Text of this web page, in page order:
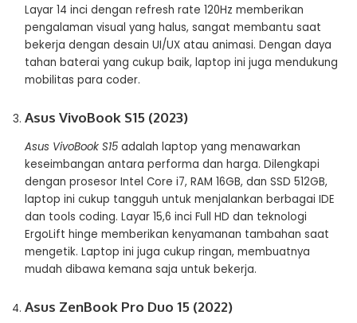
Layar 14 inci dengan refresh rate 120Hz memberikan
pengalaman visual yang halus, sangat membantu saat
bekerja dengan desain UI/UX atau animasi. Dengan daya
tahan baterai yang cukup baik, laptop ini juga mendukung
mobilitas para coder​​.
Asus VivoBook S15 (2023)
Asus VivoBook S15 adalah laptop yang menawarkan
keseimbangan antara performa dan harga. Dilengkapi
dengan prosesor Intel Core i7, RAM 16GB, dan SSD 512GB,
laptop ini cukup tangguh untuk menjalankan berbagai IDE
dan tools coding. Layar 15,6 inci Full HD dan teknologi
ErgoLift hinge memberikan kenyamanan tambahan saat
mengetik. Laptop ini juga cukup ringan, membuatnya
mudah dibawa kemana saja untuk bekerja​.
Asus ZenBook Pro Duo 15 (2022)